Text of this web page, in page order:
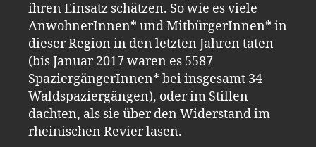
ihren Einsatz schätzen. So wie es viele
AnwohnerInnen* und MitbürgerInnen* in
dieser Region in den letzten Jahren taten
(bis Januar 2017 waren es 5587
SpaziergängerInnen* bei insgesamt 34
Waldspaziergängen), oder im Stillen
dachten, als sie über den Widerstand im
rheinischen Revier lasen.